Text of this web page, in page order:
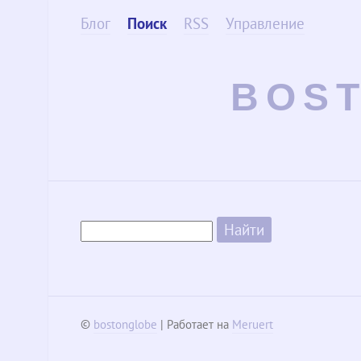
Блог Поиск RSS Управление
© bostonglobe | Работает на Meruert